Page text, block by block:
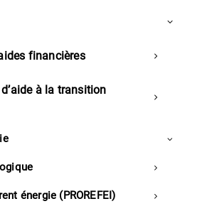
financières
à la transition
énergie (PROREFEI)
entreprises
des abris de piscine
Départemental 40 suites aux
Marsan